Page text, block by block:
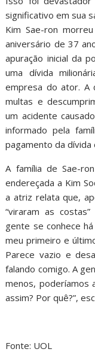
significativo em sua
Kim Sae-ron
aniversário de 37
apuração inicial da
uma dívida
empresa do ator. A
multas e
um acidente
informado pela
pagamento da
A família de Sae-
endereçada a Kim
a atriz relata que,
“viraram as
gente se conhece
meu primeiro e
Parece vazio e
falando comigo. A
menos, poderíamos
assim? Por quê?”,
Fonte: UOL